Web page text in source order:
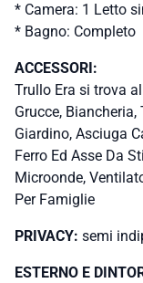
* Camera: 1 Letto
* Bagno: Completo
ACCESSORI:
Trullo Era si trova
Grucce,
Giardino, Asciuga
Ferro Ed Asse Da
Microonde,
Per Famiglie
PRIVACY: semi
ESTERNO E